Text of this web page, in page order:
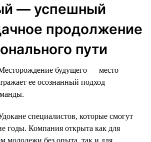
— успешный
продолжение
пути
будущего — место
ее осознанный подход
специалистов, которые смогут
годы. Компания открыта как для